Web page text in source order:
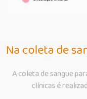
Na coleta de
A coleta de sangue
clínicas é